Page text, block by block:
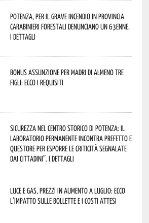
Potenza, per il grave incendio in Provincia
Carabinieri forestali denunciano un 63enne.
I dettagli
Bonus assunzione per madri di almeno tre
figli: ecco i requisiti
Sicurezza nel Centro Storico di Potenza: il
Laboratorio Permanente incontra Prefetto e
Questore per esporre le criticità segnalate
dai cittadini”. I dettagli
Luce e gas, prezzi in aumento a luglio: ecco
l’impatto sulle bollette e i costi attesi